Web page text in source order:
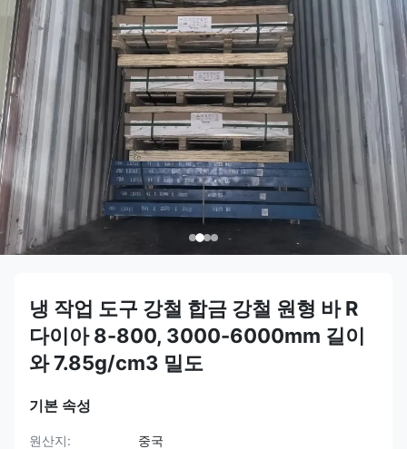
냉 작업 도구 강철 합금 강철 원형 바 R
다이아 8-800, 3000-6000mm 길이
와 7.85g/cm3 밀도
기본 속성
원산지:
중국